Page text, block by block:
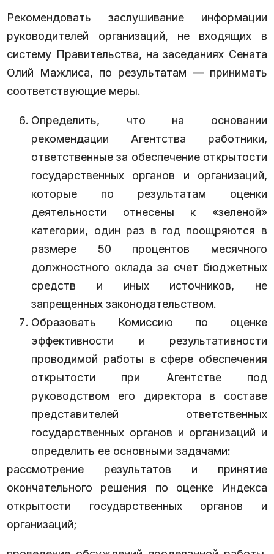
Рекомендовать заслушивание информации
руководителей организаций, не входящих в
систему Правительства, на заседаниях Сената
Олий Мажлиса, по результатам — принимать
соответствующие меры.
Определить, что на основании
рекомендации Агентства работники,
ответственные за обеспечение открытости
государственных органов и организаций,
которые по результатам оценки
деятельности отнесены к «зеленой»
категории, один раз в год поощряются в
размере 50 процентов месячного
должностного оклада за счет бюджетных
средств и иных источников, не
запрещенных законодательством.
Образовать Комиссию по оценке
эффективности и результативности
проводимой работы в сфере обеспечения
открытости при Агентстве под
руководством его директора в составе
представителей ответственных
государственных органов и организаций и
определить ее основными задачами:
рассмотрение результатов и принятие
окончательного решения по оценке Индекса
открытости государственных органов и
организаций;